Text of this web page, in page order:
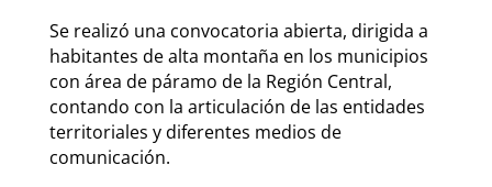
Se realizó una convocatoria abierta, dirigida a
habitantes de alta montaña en los municipios
con área de páramo de la Región Central,
contando con la articulación de las entidades
territoriales y diferentes medios de
comunicación.